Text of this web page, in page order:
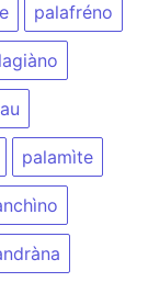
palafréno
palamìte